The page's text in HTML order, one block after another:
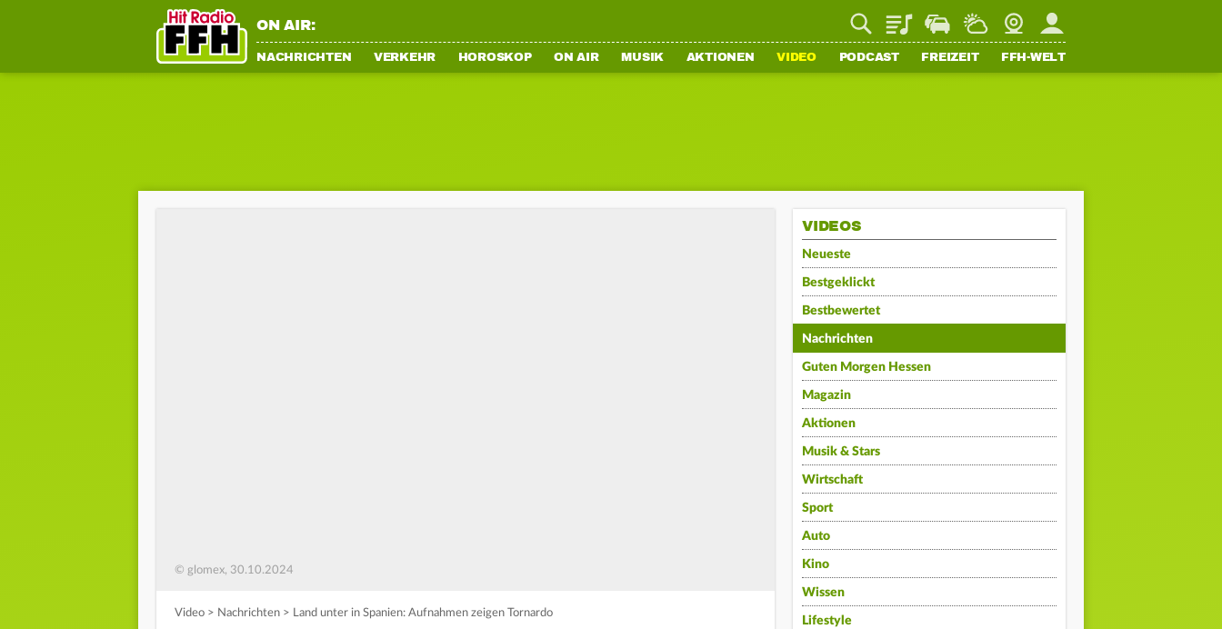
ON AIR: PlaylistStaupilotWetterWebcamMein FFH
NACHRICHTEN VERKEHR HOROSKOP ON AIR MUSIK AKTIONEN VIDEO PODCAST FREIZEIT FFH-WELT
© glomex, 30.10.2024
Video > Nachrichten > Land unter in Spanien: Aufnahmen zeigen Tornardo
VIDEOS
Neueste
Bestgeklickt
Bestbewertet
Nachrichten
Guten Morgen Hessen
Magazin
Aktionen
Musik & Stars
Wirtschaft
Sport
Auto
Kino
Wissen
Lifestyle